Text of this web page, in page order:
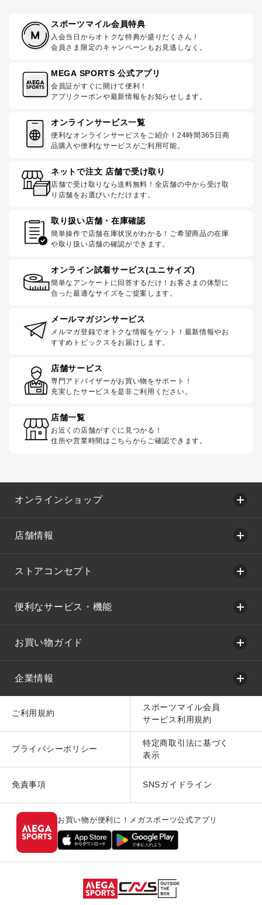
スポーツマイル会員特典
入会当日からオトクな特典が盛りだくさん！
会員さま限定のキャンペーンもお見逃しなく。
MEGA SPORTS 公式アプリ
会員証がすぐに開けて便利！
アプリクーポンや最新情報をお知らせします。
オンラインサービス一覧
便利なオンラインサービスをご紹介！24時間365日商
品購入や便利なサービスがご利用可能。
ネットで注文 店舗で受け取り
店舗で受け取りなら送料無料！全店舗の中から受け取
り店舗をお選びいただけます。
取り扱い店舗・在庫確認
簡単操作で店舗在庫状況がわかる！ご希望商品の在庫
や取り扱い店舗の確認ができます。
オンライン試着サービス(ユニサイズ)
簡単なアンケートに回答するだけ！お客さまの体型に
合った最適なサイズをご提案します。
メールマガジンサービス
メルマガ登録でオトクな情報をゲット！最新情報やお
すすめトピックスをお届けします。
店舗サービス
専門アドバイザーがお買い物をサポート！
充実したサービスを是非ご利用ください。
店舗一覧
お近くの店舗がすぐに見つかる！
住所や営業時間はこちらからご確認できます。
オンラインショップ
店舗情報
ストアコンセプト
便利なサービス・機能
お買い物ガイド
企業情報
ご利用規約
スポーツマイル会員
サービス利用規約
プライバシーポリシー
特定商取引法に基づく
表示
免責事項 SNSガイドライン
お買い物が便利に！メガスポーツ公式アプリ